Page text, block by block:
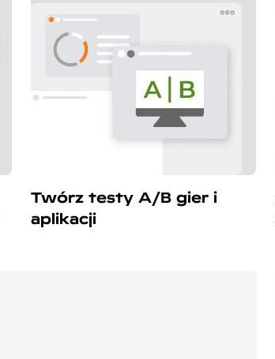
Twórz testy A/B gier i
aplikacji